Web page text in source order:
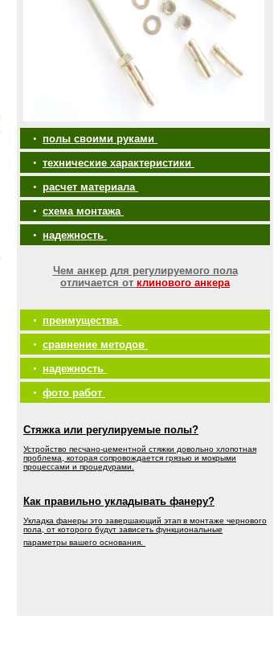
• полы своими руками
• технические характеристики
• расчет материала
• схема монтажа
• надежность
Чем анкер для регулируемого пола
отличается от клинового анкера
• преимущества
• сравнение методов
• надежность
• фото работ
Стяжка или регулируемые полы?
Устройство песчано-цементной стяжки довольно хлопотная
проблема, которая сопровождается грязью и мокрыми
процессами и процедурами.
Как правильно укладывать фанеру?
Укладка фанеры это завершающий этап в монтаже чернового
пола, от которого будут зависеть функциональные
параметры вашего основания.